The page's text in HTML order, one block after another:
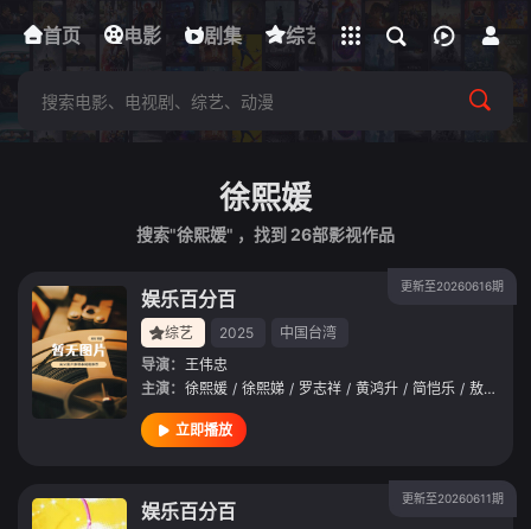
首页 电影 剧集 综艺 动漫 短剧
下载客户端
立即登录
徐熙媛
搜索"徐熙媛" ，找到 26部影视作品
更新至20260616期
娱乐百分百
综艺 2025
中国台湾
导演： 王伟忠
主演： 徐熙媛 / 徐熙娣 / 罗志祥 / 黄鸿升 / 简恺乐 / 敖犬
立即播放
更新至20260611期
娱乐百分百